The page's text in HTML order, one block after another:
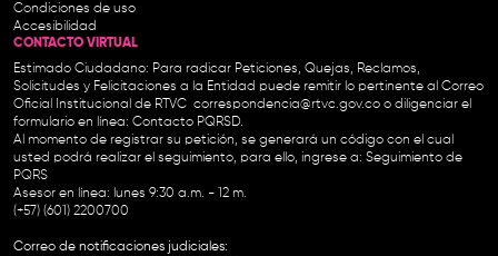
Condiciones de uso
Accesibilidad
CONTACTO VIRTUAL
Estimado Ciudadano: Para radicar Peticiones, Quejas, Reclamos,
Solicitudes y Felicitaciones a la Entidad puede remitir lo pertinente al Correo
Oficial Institucional de RTVC correspondencia@rtvc.gov.co o diligenciar el
formulario en línea: Contacto PQRSD.
Al momento de registrar su petición, se generará un código con el cual
usted podrá realizar el seguimiento, para ello, ingrese a: Seguimiento de
PQRS
Asesor en línea: lunes 9:30 a.m. - 12 m.
(+57) (601) 2200700
Correo de notificaciones judiciales: